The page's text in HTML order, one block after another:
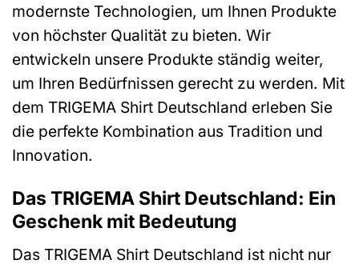
modernste Technologien, um Ihnen Produkte
von höchster Qualität zu bieten. Wir
entwickeln unsere Produkte ständig weiter,
um Ihren Bedürfnissen gerecht zu werden. Mit
dem TRIGEMA Shirt Deutschland erleben Sie
die perfekte Kombination aus Tradition und
Innovation.
Das TRIGEMA Shirt Deutschland: Ein
Geschenk mit Bedeutung
Das TRIGEMA Shirt Deutschland ist nicht nur